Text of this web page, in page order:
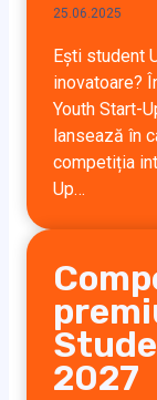
25.06.2025
Ești student
inovatoare?
Youth Start-
lansează în
competiția
Up…
2027